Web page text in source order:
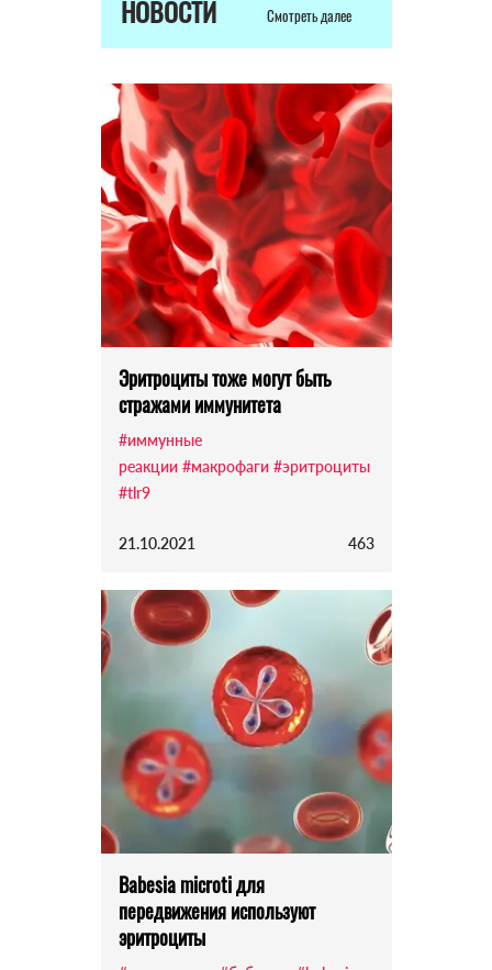
НОВОСТИ Смотреть далее
Эритроциты тоже могут быть
стражами иммунитета
#иммунные
реакции #макрофаги #эритроциты
#tlr9
21.10.2021 463
Babesia microti для
передвижения используют
эритроциты